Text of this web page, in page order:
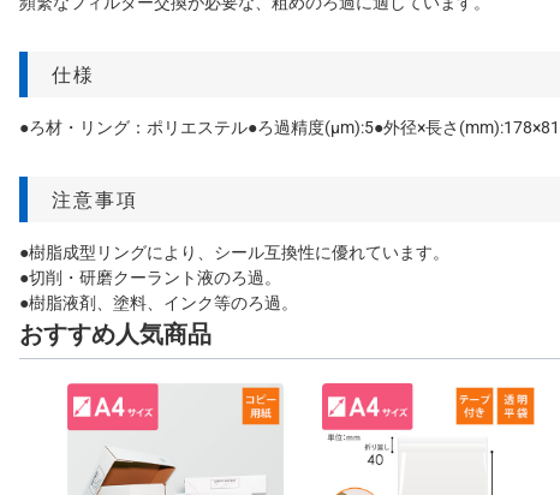
仕様
●ろ材・リング：ポリエステル●ろ過精度(μm):5●外径×長さ
注意事項
●樹脂成型リングにより、シール互換性に優れています。
●切削・研磨クーラント液のろ過。
●樹脂液剤、塗料、インク等のろ過。
おすすめ人気商品